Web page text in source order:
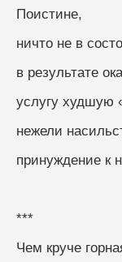
Поистине,
ничто не в
в результате
услугу худшую
нежели
принуждение к
***
Чем круче